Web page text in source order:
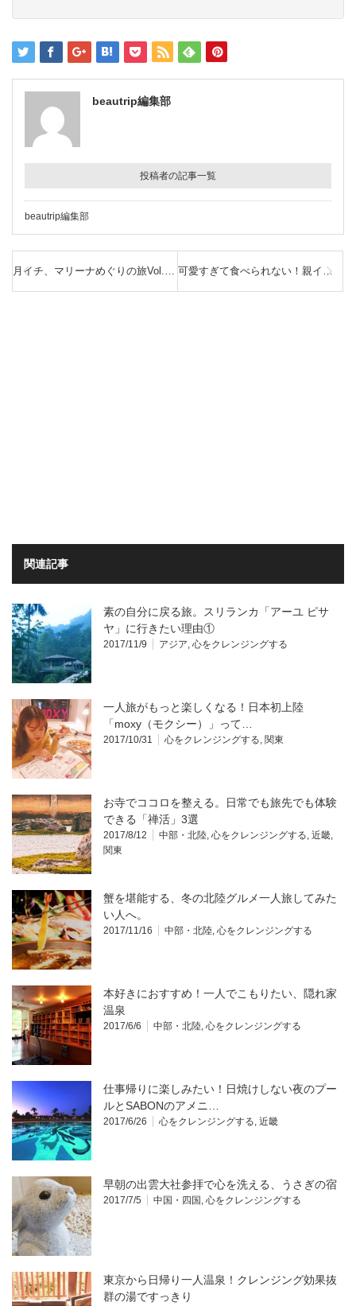
beautrip編集部
投稿者の記事一覧
beautrip編集部
月イチ、マリーナめぐりの旅Vol.5 ヤマハマリーナ琵琶湖 可愛すぎて食べられない！親イカと子イカを一緒に味わうイカコロネ
関連記事
素の自分に戻る旅。スリランカ「アーユ ピサ
ヤ」に行きたい理由①
2017/11/9 アジア, 心をクレンジングする
一人旅がもっと楽しくなる！日本初上陸
「moxy（モクシー）」って…
2017/10/31 心をクレンジングする, 関東
お寺でココロを整える。日常でも旅先でも体験
できる「禅活」3選
2017/8/12 中部・北陸, 心をクレンジングする, 近畿,
関東
蟹を堪能する、冬の北陸グルメ一人旅してみた
い人へ。
2017/11/16 中部・北陸, 心をクレンジングする
本好きにおすすめ！一人でこもりたい、隠れ家
温泉
2017/6/6 中部・北陸, 心をクレンジングする
仕事帰りに楽しみたい！日焼けしない夜のプー
ルとSABONのアメニ…
2017/6/26 心をクレンジングする, 近畿
早朝の出雲大社参拝で心を洗える、うさぎの宿
2017/7/5 中国・四国 , 心をクレンジングする
東京から日帰り一人温泉！クレンジング効果抜
群の湯ですっきり